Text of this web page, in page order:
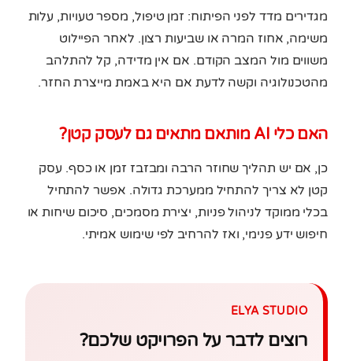
מגדירים מדד לפני הפיתוח: זמן טיפול, מספר טעויות, עלות
משימה, אחוז המרה או שביעות רצון. לאחר הפיילוט
משווים מול המצב הקודם. אם אין מדידה, קל להתלהב
מהטכנולוגיה וקשה לדעת אם היא באמת מייצרת החזר.
האם כלי AI מותאם מתאים גם לעסק קטן?
כן, אם יש תהליך שחוזר הרבה ומבזבז זמן או כסף. עסק
קטן לא צריך להתחיל ממערכת גדולה. אפשר להתחיל
בכלי ממוקד לניהול פניות, יצירת מסמכים, סיכום שיחות או
חיפוש ידע פנימי, ואז להרחיב לפי שימוש אמיתי.
ELYA STUDIO
רוצים לדבר על הפרויקט שלכם?